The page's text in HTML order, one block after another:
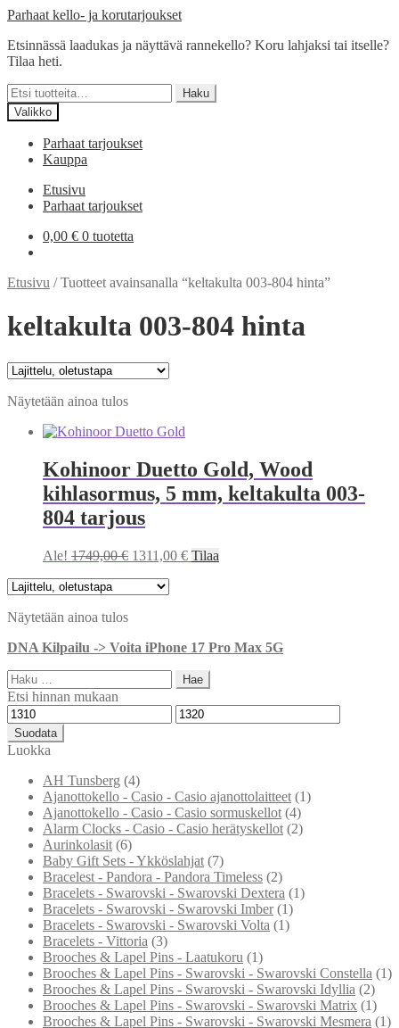
Siirry
Siirry
Parhaat kello- ja korutarjoukset
Etsinnässä laadukas ja näyttävä rannekello? Koru lahjaksi tai itselle?
Tilaa heti.
Etsi:
Haku
Valikko
Parhaat tarjoukset
Kauppa
Etusivu
Parhaat tarjoukset
0,00 € 0 tuotetta
Etusivu /Tuotteet avainsanalla “keltakulta 003-804 hinta”
keltakulta 003-804 hinta
Näytetään ainoa tulos
Kohinoor Duetto Gold, Wood
kihlasormus, 5 mm, keltakulta 003-
804 tarjous
Ale! 1749,00€ Alkuperäinen
1311,00 €Nykyinen
Tilaa
Näytetään ainoa tulos
DNA Kilpailu -> Voita iPhone 17 Pro Max 5G
Haku:
Etsi hinnan mukaan
Minimihinta
Maksimihinta
Suodata
Luokka
AH Tunsberg (4)
Ajanottokello - Casio - Casio ajanottolaitteet (1)
Ajanottokello - Casio - Casio sormuskellot (4)
Alarm Clocks - Casio - Casio herätyskellot (2)
Aurinkolasit (6)
Baby Gift Sets - Ykköslahjat (7)
Bracelest - Pandora - Pandora Timeless (2)
Bracelets - Swarovski - Swarovski Dextera (1)
Bracelets - Swarovski - Swarovski Imber (1)
Bracelets - Swarovski - Swarovski Volta (1)
Bracelets - Vittoria (3)
Brooches & Lapel Pins - Laatukoru (1)
Brooches & Lapel Pins - Swarovski - Swarovski Constella (1)
Brooches & Lapel Pins - Swarovski - Swarovski Idyllia (2)
Brooches & Lapel Pins - Swarovski - Swarovski Matrix (1)
Brooches & Lapel Pins - Swarovski - Swarovski Mesmera (1)